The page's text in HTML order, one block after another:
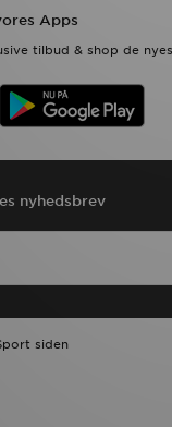
Apps
tilbud & shop de
nyhedsbrev
siden